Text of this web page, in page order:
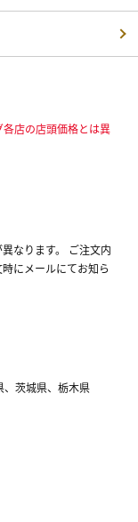
店の店頭価格とは異
なります。 ご注文内
にメールにてお知ら
、茨城県、栃木県